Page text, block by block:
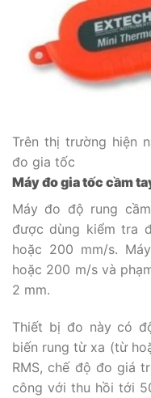
Trên thị trường hiện
đo gia tốc
Máy đo gia tốc cầm
Máy đo độ rung
được dùng kiểm tra
hoặc 200 mm/s.
hoặc 200 m/s và
2 mm.
Thiết bị đo này có
biến rung từ xa (từ
RMS, chế độ đo giá
công với thu hồi tới